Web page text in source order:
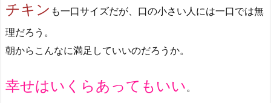
チキン も一口サイズだが、口の小さい人には一口では無
理だろう。
朝からこんなに満足していいのだろうか。
幸せはいくらあってもいい 。